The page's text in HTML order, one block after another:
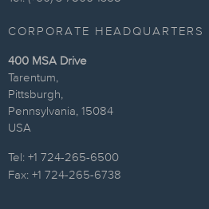
CORPORATE HEADQUARTERS
400 MSA Drive
Tarentum,
Pittsburgh,
Pennsylvania, 15084
USA
Tel: +1 724-265-6500
Fax: +1 724-265-6738